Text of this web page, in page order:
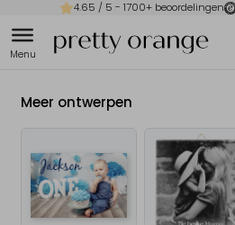
4.65 / 5 - 1700+ beoordelingen
Meer ontwerpen